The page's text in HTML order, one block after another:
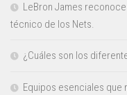
LeBron James
técnico de los Nets.
¿Cuáles son los
Equipos esenciales que